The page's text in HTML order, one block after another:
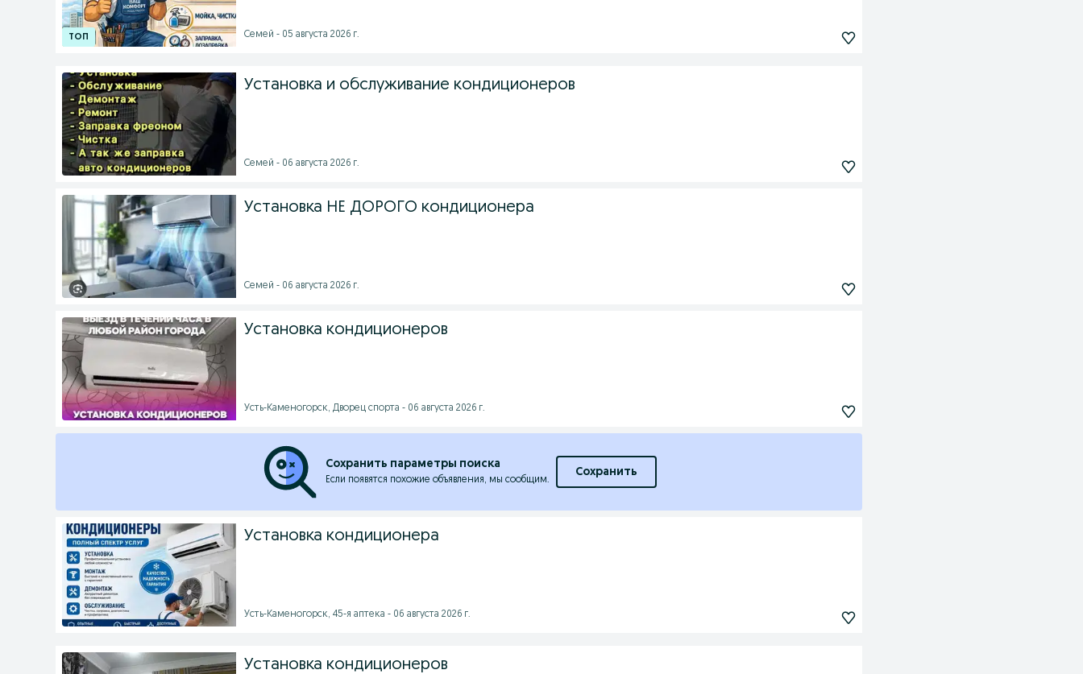
Семей - 05 августа 2026 г.
Установка и обслуживание кондиционеров
Семей - 06 августа 2026 г.
Установка НЕ ДОРОГО кондиционера
Семей - 06 августа 2026 г.
Установка кондиционеров
Усть-Каменогорск, Дворец спорта - 06 августа 2026 г.
Сохранить параметры поиска
Если появятся похожие объявления, мы сообщим.
Сохранить
Установка кондиционера
Усть-Каменогорск, 45-я аптека - 06 августа 2026 г.
Установка кондиционеров